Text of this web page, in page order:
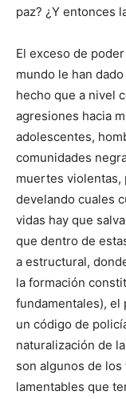
paz? ¿Y entonces
El exceso de
mundo le han
hecho que a nivel
agresiones hacia
adolescentes,
comunidades
muertes violentas,
develando cuales
vidas hay que
que dentro de
a estructural,
la formación
fundamentales), el
un código de
naturalización de
son algunos de
lamentables que